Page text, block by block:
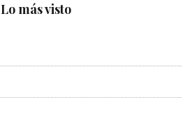
Lo más visto